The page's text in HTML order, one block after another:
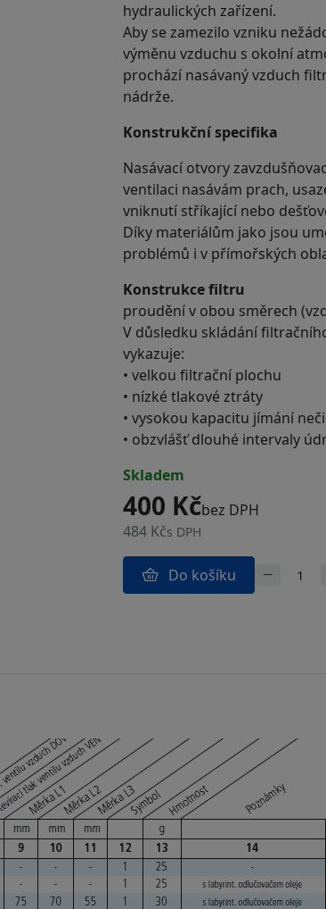
hydraulických zařízení.
Aby se zamezilo vzniku
výměnu vzduchu s okolní
prochází nasávaný vzduch
nádrže.
Konstrukční specifika
Nasávací otvory
ventilaci nasávám prach,
vniknutí stříkající nebo
Díky materiálům jako jsou
problémů i v přímořských
Konstrukce filtru
proudění v obou směrech
V důsledku skládání
vykazuje:
• velkou filtrační plochu
• nízké tlakové ztráty
• vysokou kapacitu jímání
• obzvlášť dlouhé intervaly
skladem
400 Kčbez DPH
484 Kčs DPH
Do košíku